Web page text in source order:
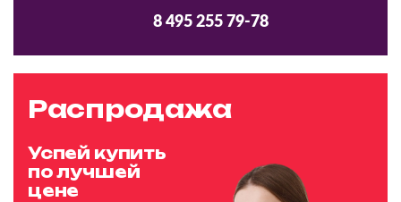
8 495 255 79-78
Распродажа
Успей купить
по лучшей
цене